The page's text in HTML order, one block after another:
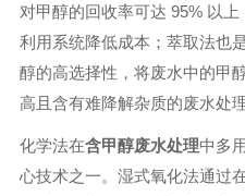
对甲醇的回收率可达 95% 以
利用系统降低成本；萃取法也
醇的高选择性，将废水中的甲
高且含有难降解杂质的废水处理
化学法在含甲醇废水处理中多
心技术之一。湿式氧化法通过